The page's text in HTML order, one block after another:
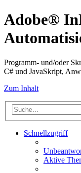
Adobe®
Programm- und/oder
C# und JavaSkript,
Zum Inhalt
Schnellzugriff
Aktive